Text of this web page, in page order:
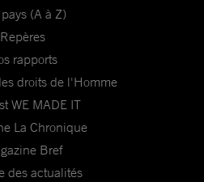
(A à Z)
Repères
rapports
droits de l'Homme
WE MADE IT
La Chronique
Bref
des actualités